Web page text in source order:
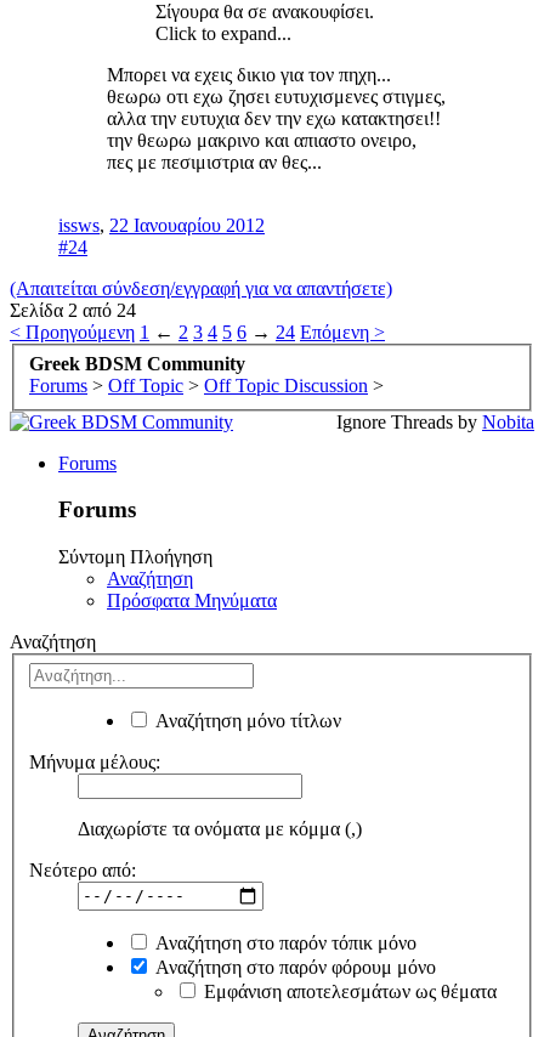
Σίγουρα θα σε ανακουφίσει.
Click to expand...
Μπορει να εχεις δικιο για τον πηχη...
θεωρω οτι εχω ζησει ευτυχισμενες στιγμες,
αλλα την ευτυχια δεν την εχω κατακτησει!!
την θεωρω μακρινο και απιαστο ονειρο,
πες με πεσιμιστρια αν θες...
issws, 22 Ιανουαρίου 2012
#24
(Απαιτείται σύνδεση/εγγραφή για να απαντήσετε)
Σελίδα 2 από 24
< Προηγούμενη 1 ← 2 3 4 5 6 → 24 Επόμενη >
Greek BDSM Community
Forums > Off Topic > Off Topic Discussion >
Ignore Threads by Nobita
Forums
Forums
Σύντομη Πλοήγηση
Αναζήτηση
Πρόσφατα Μηνύματα
Αναζήτηση
Αναζήτηση μόνο τίτλων
Μήνυμα μέλους:
Διαχωρίστε τα ονόματα με κόμμα (,)
Νεότερο από:
Αναζήτηση στο παρόν τόπικ μόνο
Αναζήτηση στο παρόν φόρουμ μόνο
Εμφάνιση αποτελεσμάτων ως θέματα